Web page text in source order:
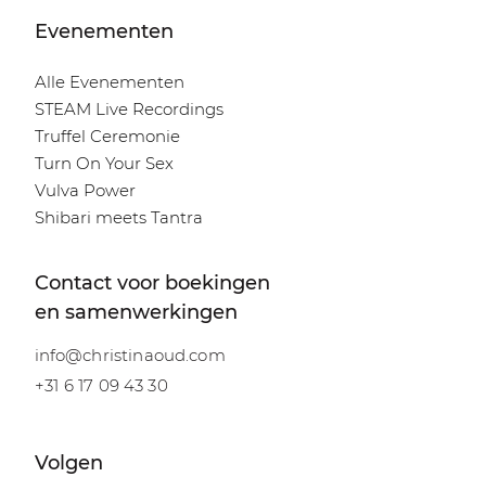
Contact voor boekingen
en samenwerkingen
info@christinaoud.com
+31 6 17 09 43 30
Volgen
Evenementen
Alle Evenementen
STEAM Live Recordings
Truffel Ceremonie
Turn On Your Sex
Vulva Power
Shibari meets Tantra